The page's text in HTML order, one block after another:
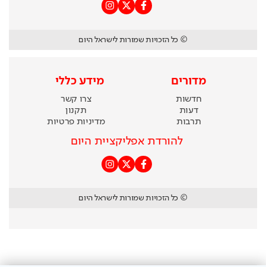
© כל הזכויות שמורות לישראל היום
מדורים
חדשות
דעות
תרבות
מידע כללי
צרו קשר
תקנון
מדיניות פרטיות
להורדת אפליקציית היום
© כל הזכויות שמורות לישראל היום